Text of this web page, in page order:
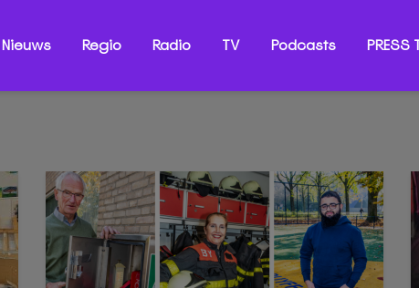
Nieuws Regio Radio TV Podcasts PRESS